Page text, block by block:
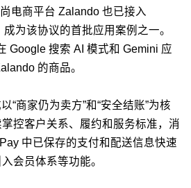
电商平台 Zalando 也已接入
为该协议的首批应用案例之一。
Google 搜索 AI 模式和 Gemini 应
的商品。
“商家仍为卖方”和“安全结账”为核
控客户关系、履约和服务标准，消
中已保存的支付和配送信息快速
会员体系等功能。